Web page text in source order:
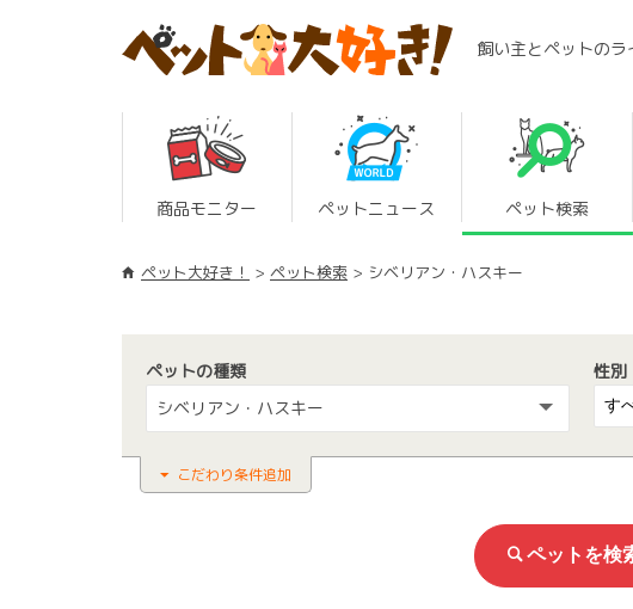
飼い主とペットの
商品モニター ペットニュース ペット検索
ペット大好き！ ペット検索 シベリアン・ハスキー
ペットの種類
シベリアン・ハスキー
性別
こだわり条件追加